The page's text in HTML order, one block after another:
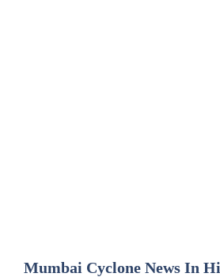
Mumbai Cyclone News In